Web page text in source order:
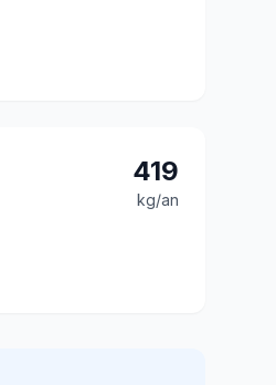
419
kg/an